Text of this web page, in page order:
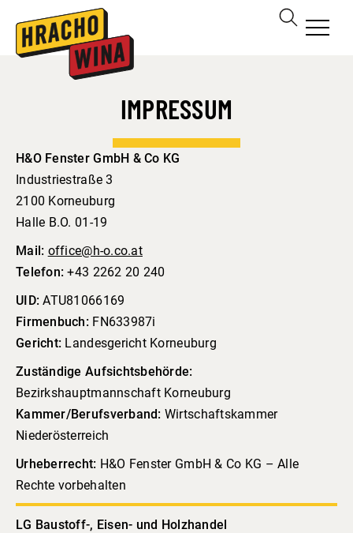
IMPRESSUM
H&O Fenster GmbH & Co KG
Industriestraße 3
2100 Korneuburg
Halle B.O. 01-19
Mail: office@h-o.co.at
Telefon: +43 2262 20 240
UID: ATU81066169
Firmenbuch: FN633987i
Gericht: Landesgericht Korneuburg
Zuständige Aufsichtsbehörde:
Bezirkshauptmannschaft Korneuburg
Kammer/Berufsverband: Wirtschaftskammer
Niederösterreich
Urhe­ber­recht: H&O Fenster GmbH & Co KG – Alle
Rechte vorbe­halten
LG Baustoff-, Eisen- und Holzhandel